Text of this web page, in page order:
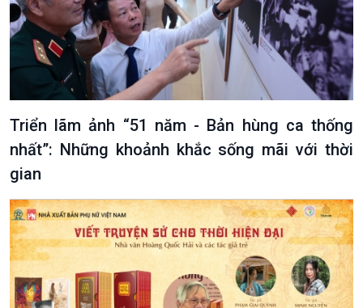
Xã hội
Tin Đời sống & Xã hội
360 độ Sức khỏe
Tài nguyên và Môi trường
Chuyên gia của bạn
Xã hội chuyển động
Khoa học & Công nghệ
Tin Khoa học & Công nghệ
Kết nối công nghệ
khí hậu
Triển lãm ảnh “51 năm - Bản hùng ca thống
nhất”: Những khoảnh khắc sống mãi với thời
gian